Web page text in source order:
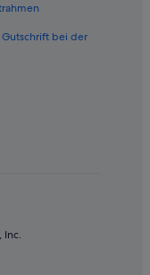
bei der
Inc.